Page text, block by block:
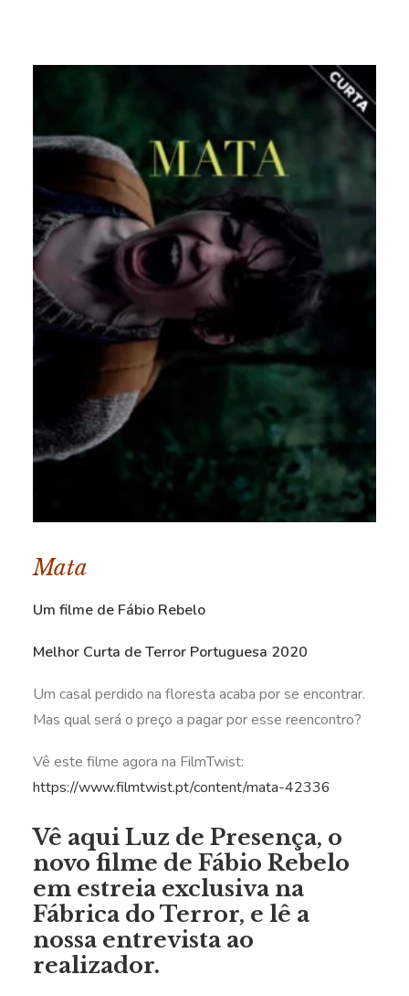
Mata
Um filme de Fábio Rebelo
Melhor Curta de Terror Portuguesa 2020
Um casal perdido na floresta acaba por se encontrar.
Mas qual será o preço a pagar por esse reencontro?
Vê este filme agora na FilmTwist:
https://www.filmtwist.pt/content/mata-42336
Vê aqui Luz de Presença, o
novo filme de Fábio Rebelo
em estreia exclusiva na
Fábrica do Terror, e lê a
nossa entrevista ao
realizador.